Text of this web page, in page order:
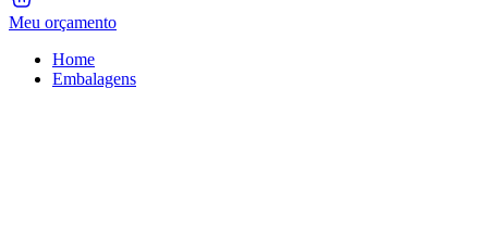
Meu orçamento
Home
Embalagens